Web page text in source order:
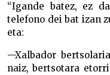
“Igande batez, ez
telefono dei bat izan
eta:
—Xalbador
naiz, bertsotara